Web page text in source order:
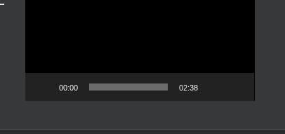
00:00 02:38